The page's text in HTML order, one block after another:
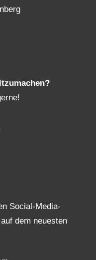
Social-Media-
dem neuesten